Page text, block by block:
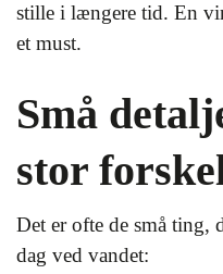
stille i længere tid. En
et must.
Små
stor
Det er ofte de små ting,
dag ved vandet: